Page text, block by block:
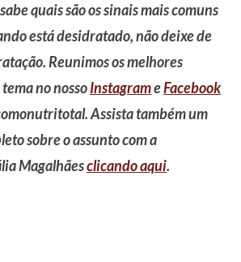
quais são os sinais mais comuns
está desidratado, não deixe de
Reunimos os melhores
no nossoInstagrameFacebook
Assista também um
sobre o assunto com a
Magalhãesclicando aqui.